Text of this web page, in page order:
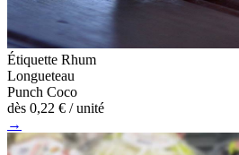
Étiquette Rhum
Longueteau
Punch Coco
dès 0,22 € / unité
→